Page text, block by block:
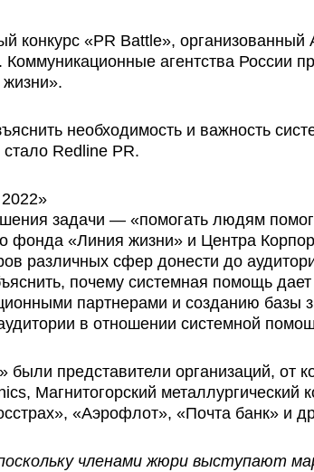
конкурс «PR Battle»,
агентства России
необходимость и важность
Redline PR.
задачи — «помогать людям
фонда «Линия жизни» и Центра
различных сфер донести до
почему системная помощь
партнерами и созданию базы
в отношении системной
были представители организаций,
Магнитогорский металлургический
«Аэрофлот», «Почта банк» и
членами жюри выступают